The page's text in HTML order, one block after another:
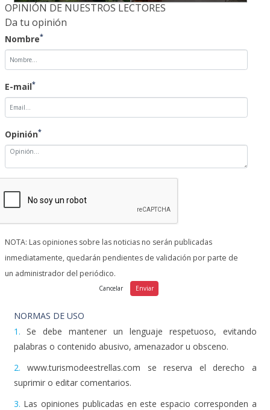
OPINIÓN DE NUESTROS LECTORES
Da tu opinión
Nombre*
E-mail*
Opinión*
NOTA: Las opiniones sobre las noticias no serán publicadas
inmediatamente, quedarán pendientes de validación por parte de
un administrador del periódico.
NORMAS DE USO
1. Se debe mantener un lenguaje respetuoso, evitando
palabras o contenido abusivo, amenazador u obsceno.
2. www.turismodeestrellas.com se reserva el derecho a
suprimir o editar comentarios.
3. Las opiniones publicadas en este espacio corresponden a